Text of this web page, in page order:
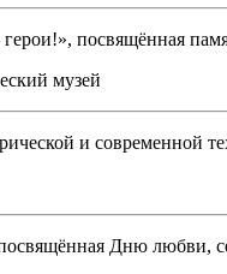
посвящённая
музей
и современной
Дню любви,